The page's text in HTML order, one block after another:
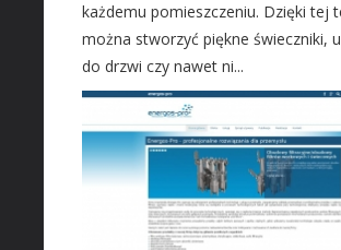
każdemu pomieszczeniu. Dzięki tej
można stworzyć piękne świeczniki,
do drzwi czy nawet ni...